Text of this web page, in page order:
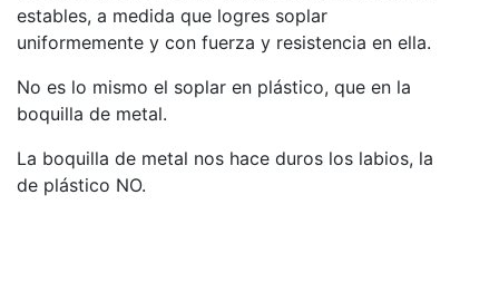
estables, a medida que logres soplar
uniformemente y con fuerza y resistencia en ella.
No es lo mismo el soplar en plástico, que en la
boquilla de metal.
La boquilla de metal nos hace duros los labios, la
de plástico NO.